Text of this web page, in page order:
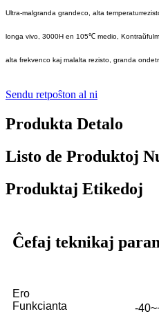
Ultra-malgranda grandeco, alta
longa vivo, 3000H en 105℃ medio,
alta frekvenco kaj malalta rezisto, granda
Sendu retpoŝton al ni
Produkta Detalo
Listo de Produktoj
Produktaj Etikedoj
Ĉefaj teknikaj
Ero
Funkcianta
-